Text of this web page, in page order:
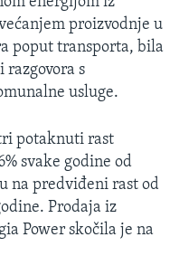
proizvodnje u
poput transporta, bila
s
usluge.
potaknuti rast
svake godine od
na predviđeni rast od
Prodaja iz
Power skočila je na